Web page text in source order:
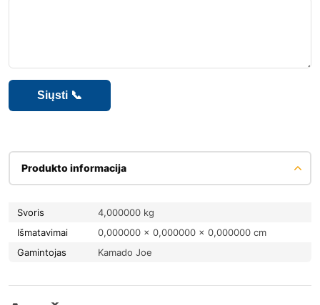
Produkto informacija
Svoris
4,000000 kg
Išmatavimai
0,000000 × 0,000000 × 0,000000 cm
Gamintojas
Kamado Joe